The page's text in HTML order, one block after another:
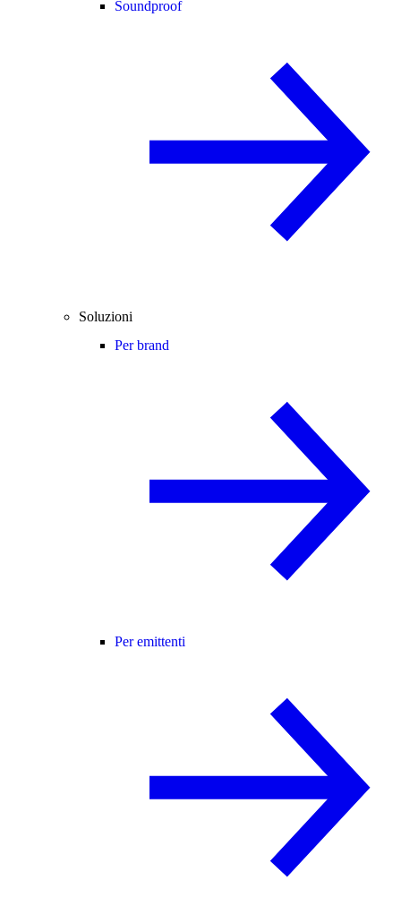
Soundproof
Soluzioni
Per brand
Per emittenti